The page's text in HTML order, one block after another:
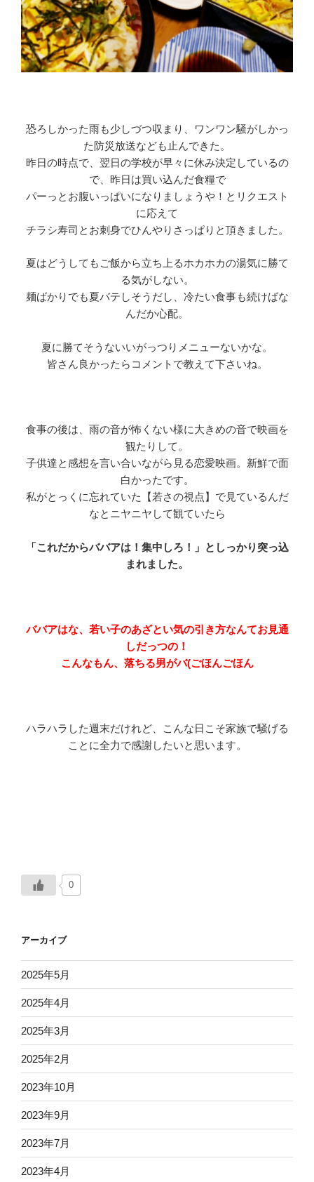
恐ろしかった雨も少しづつ収まり、ワンワン騒がしかっ
た防災放送なども止んできた。
昨日の時点で、翌日の学校が早々に休み決定しているの
で、昨日は買い込んだ食糧で
パーっとお腹いっぱいになりましょうや！とリクエスト
に応えて
チラシ寿司とお刺身でひんやりさっぱりと頂きました。
夏はどうしてもご飯から立ち上るホカホカの湯気に勝て
る気がしない。
麺ばかりでも夏バテしそうだし、冷たい食事も続けばな
んだか心配。
夏に勝てそうないいがっつりメニューないかな。
皆さん良かったらコメントで教えて下さいね。
食事の後は、雨の音が怖くない様に大きめの音で映画を
観たりして。
子供達と感想を言い合いながら見る恋愛映画。新鮮で面
白かったです。
私がとっくに忘れていた【若さの視点】で見ているんだ
なとニヤニヤして観ていたら
「これだからババアは！集中しろ！」としっかり突っ込
まれました。
ババアはな、若い子のあざとい気の引き方なんてお見通
しだっつの！
こんなもん、落ちる男がバ(ごほんごほん
ハラハラした週末だけれど、こんな日こそ家族で騒げる
ことに全力で感謝したいと思います。
0
アーカイブ
2025年5月
2025年4月
2025年3月
2025年2月
2023年10月
2023年9月
2023年7月
2023年4月